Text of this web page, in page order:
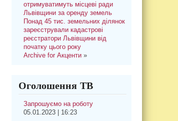
отримуватимуть місцеві ради
Львівщини за оренду земель
Понад 45 тис. земельних ділянок
зареєстрували кадастрові
реєстратори Львівщини від
початку цього року
Archive for Акценти»
Оголошення ТВ
Запрошуємо на роботу
05.01.2023 | 16:23